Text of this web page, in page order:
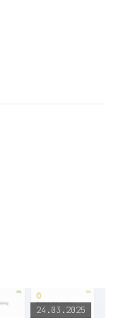
24.03.2025